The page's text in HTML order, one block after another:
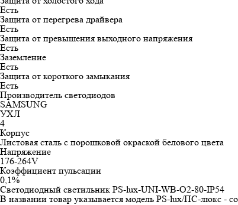
Есть
Защита от перегрева драйвера
Есть
Защита от превышения выходного напряжения
Есть
Заземление
Есть
Защита от короткого замыкания
Есть
Производитель светодиодов
SAMSUNG
УХЛ
4
Корпус
Листовая сталь с порошковой окраской белового цвета
Напряжение
176-264V
Коэффициент пульсации
0,1%
Cветодиодный светильник PS-lux-UNI-WB-O2-80-IP54
В названии товар указывается модель PS-lux/ПС-люкс -